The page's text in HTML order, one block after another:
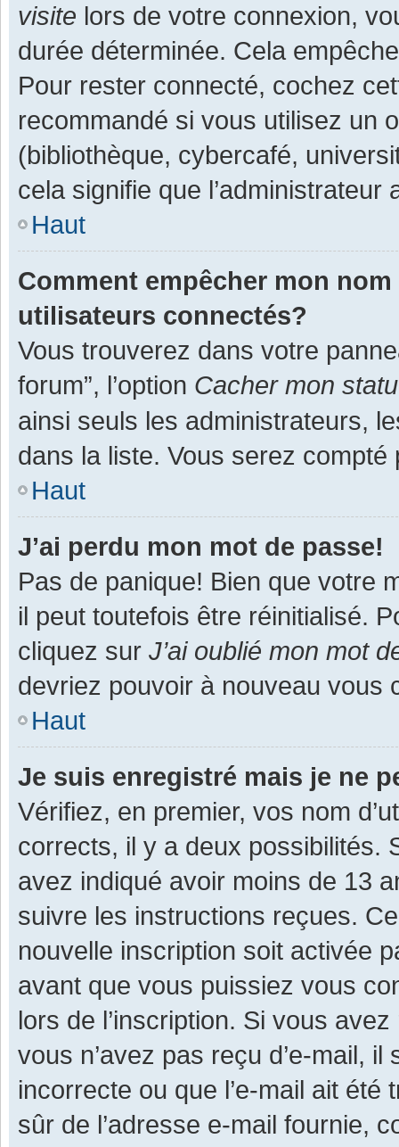
visite lors de votre connexion,
durée déterminée. Cela
Pour rester connecté, cochez
recommandé si vous utilisez un
(bibliothèque, cybercafé,
cela signifie que
Haut
Comment empêcher mon
utilisateurs connectés?
Vous trouverez dans votre
forum”, l’option Cacher mon
ainsi seuls les administrateurs,
dans la liste. Vous serez
Haut
J’ai perdu mon mot de passe!
Pas de panique! Bien que votre
il peut toutefois être réinitialisé.
cliquez sur J’ai oublié mon mot
devriez pouvoir à nouveau vous
Haut
Je suis enregistré mais je ne
Vérifiez, en premier, vos nom
corrects, il y a deux possibilités.
avez indiqué avoir moins de 13
suivre les instructions reçues.
nouvelle inscription soit activée
avant que vous puissiez vous
lors de l’inscription. Si vous
vous n’avez pas reçu d’e-mail,
incorrecte ou que l’e-mail ait
sûr de l’adresse e-mail fournie,